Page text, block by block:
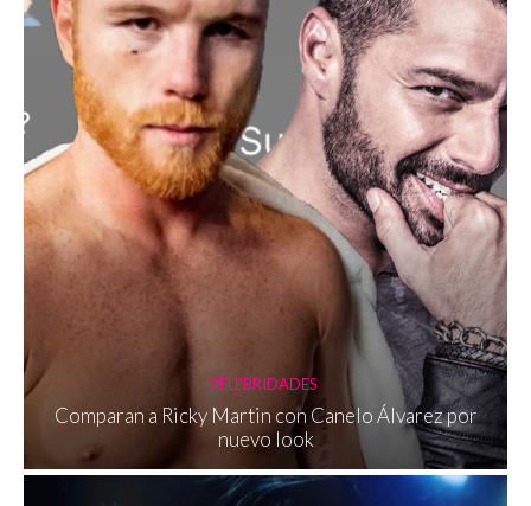
CELEBRIDADES
Comparan a Ricky Martin con Canelo Álvarez por
nuevo look